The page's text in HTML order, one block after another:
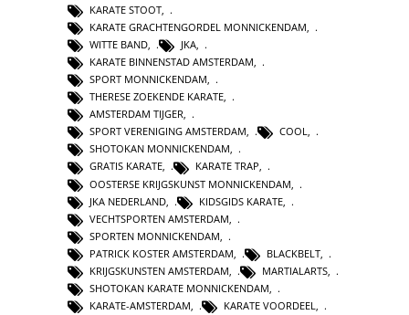
KARATE STOOT
KARATE GRACHTENGORDEL MONNICKENDAM
WITTE BAND, JKA,
KARATE BINNENSTAD AMSTERDAM,
SPORT MONNICKENDAM,
THERESE ZOEKENDE KARATE,
AMSTERDAM TIJGER,
SPORT VERENIGING AMSTERDAM, COOL,
SHOTOKAN MONNICKENDAM,
GRATIS KARATE, KARATE TRAP,
OOSTERSE KRIJGSKUNST MONNICKENDAM
JKA NEDERLAND
KIDSGIDS KARATE
VECHTSPORTEN AMSTERDAM
SPORTEN MONNICKENDAM
PATRICK KOSTER AMSTERDAM
BLACKBELT
KRIJGSKUNSTEN AMSTERDAM
MARTIALARTS
SHOTOKAN KARATE MONNICKENDAM
KARATE-AMSTERDAM
KARATE VOORDEEL